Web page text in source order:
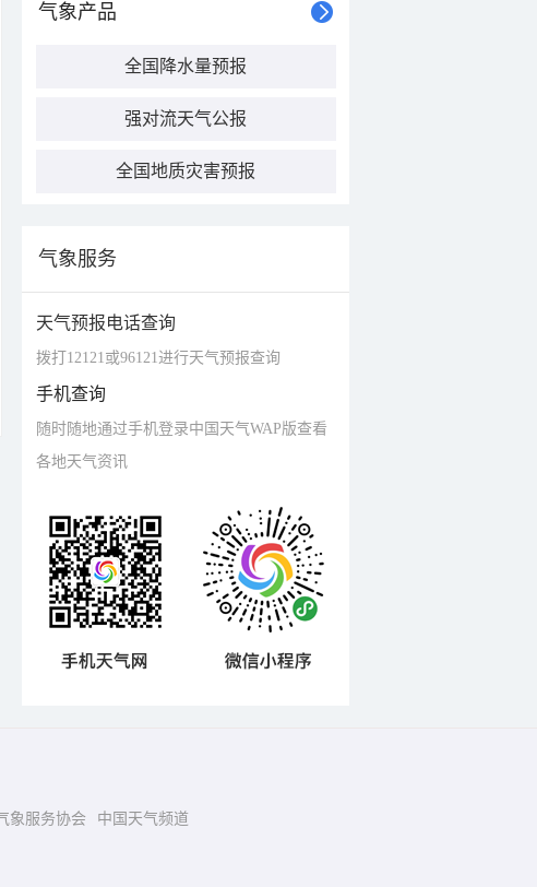
气象产品
全国降水量预报
强对流天气公报
全国地质灾害预报
气象服务
天气预报电话查询
拨打12121或96121进行天气预报查询
手机查询
随时随地通过手机登录中国天气WAP版查看
各地天气资讯
象服务协会 中国天气频道